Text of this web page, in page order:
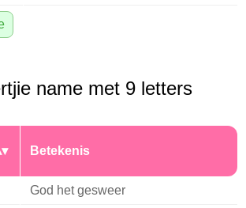
name met 9 letters
Betekenis
God het gesweer